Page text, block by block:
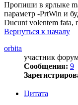
Пропиши в ярлыке
параметр -PrtWin и
Ducunt volentem fata,
Вернуться к началу
orbita
участник
Сообщения: 9
Цитата